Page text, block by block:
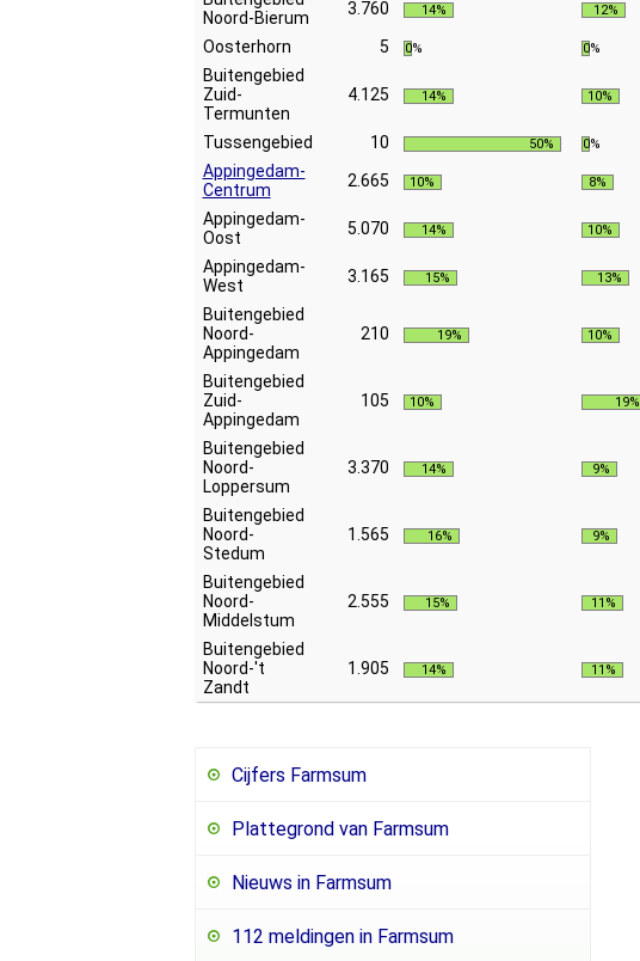
Noord-Bierum
3.760 14% 12%
Oosterhorn 5 0% 0%
Buitengebied
Zuid-
Termunten
4.125 14% 10%
Tussengebied 10 50% 0%
Appingedam-
Centrum
2.665 10% 8%
Appingedam-
Oost
5.070 14% 10%
Appingedam-
West
3.165 15% 13%
Buitengebied
Noord-
Appingedam
210 19% 10%
Buitengebied
Zuid-
Appingedam
105 10% 19%
Buitengebied
Noord-
Loppersum
3.370 14% 9%
Buitengebied
Noord-
Stedum
1.565 16% 9%
Buitengebied
Noord-
Middelstum
2.555 15% 11%
Buitengebied
Noord-'t
Zandt
1.905 14% 11%
Cijfers Farmsum
Plattegrond van Farmsum
Nieuws in Farmsum
112 meldingen in Farmsum